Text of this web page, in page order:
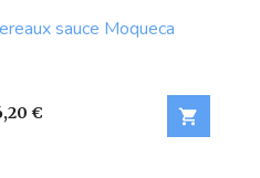
sauce Moqueca
€ 